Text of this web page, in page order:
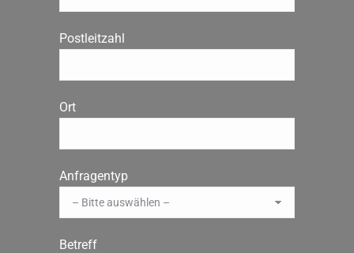
Postleitzahl
Ort
Anfragentyp
Betreff